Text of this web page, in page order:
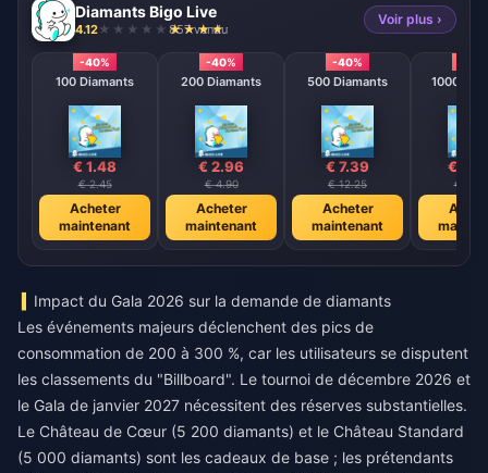
Diamants Bigo Live
4.12 857 vendu
Voir plus ›
-40%
100 Diamants
€ 1.48
€ 2.45
Acheter
maintenant
-40%
200 Diamants
€ 2.96
€ 4.90
Acheter
maintenant
-40%
500 Diamants
€ 7.39
€ 12.25
Acheter
maintenant
1000
€
€
Impact du Gala 2026 sur la demande de diamants
Les événements majeurs déclenchent des pics de
consommation de 200 à 300 %, car les utilisateurs se disputent
les classements du "Billboard". Le tournoi de décembre 2026 et
le Gala de janvier 2027 nécessitent des réserves substantielles.
Le Château de Cœur (5 200 diamants) et le Château Standard
(5 000 diamants) sont les cadeaux de base ; les prétendants